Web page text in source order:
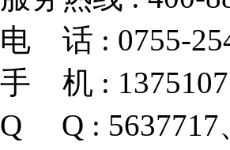
电 话 : 0755-
手 机 :
Q Q : 5637717